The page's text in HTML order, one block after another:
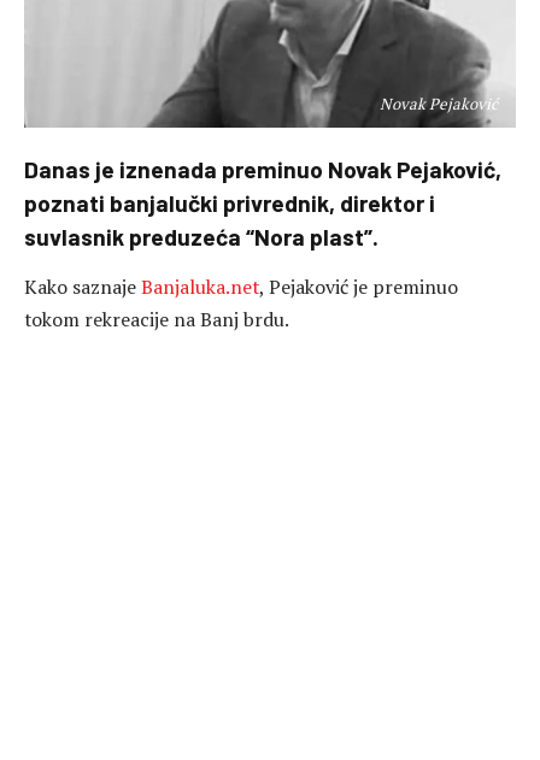
Novak Pejaković
Danas je iznenada preminuo Novak Pejaković,
poznati banjalučki privrednik, direktor i
suvlasnik preduzeća “Nora plast”.
Kako saznajeBanjaluka.net, Pejaković je preminuo
tokom rekreacije na Banj brdu.